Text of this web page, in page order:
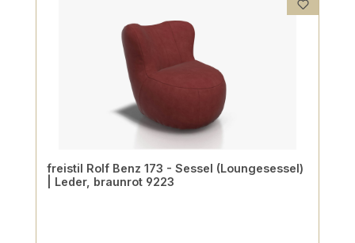
freistil Rolf Benz 173 - Sessel (Loungesessel)
| Leder, braunrot 9223